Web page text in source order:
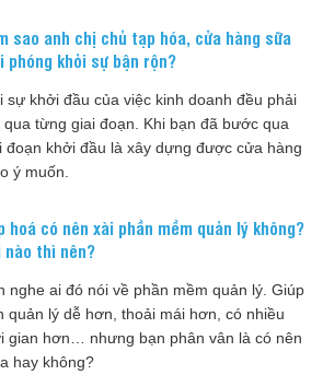
sao anh chị chủ tạp hóa, cửa hàng sữa
phóng khỏi sự bận rộn?
sự khởi đầu của việc kinh doanh đều phải
qua từng giai đoạn. Khi bạn đã bước qua
đoạn khởi đầu là xây dựng được cửa hàng
ý muốn.
hoá có nên xài phần mềm quản lý không?
nào thì nên?
nghe ai đó nói về phần mềm quản lý. Giúp
quản lý dễ hơn, thoải mái hơn, có nhiều
gian hơn… nhưng bạn phân vân là có nên
hay không?